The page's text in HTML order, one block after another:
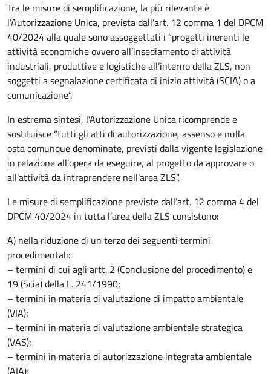
Tra le misure di semplificazione, la più rilevante è
l’Autorizzazione Unica, prevista dall’art. 12 comma 1 del DPCM
40/2024 alla quale sono assoggettati i “progetti inerenti le
attività economiche ovvero all’insediamento di attività
industriali, produttive e logistiche all’interno della ZLS, non
soggetti a segnalazione certificata di inizio attività (SCIA) o a
comunicazione”.
In estrema sintesi, l’Autorizzazione Unica ricomprende e
sostituisce “tutti gli atti di autorizzazione, assenso e nulla
osta comunque denominate, previsti dalla vigente legislazione
in relazione all’opera da eseguire, al progetto da approvare o
all’attività da intraprendere nell’area ZLS”.
Le misure di semplificazione previste dall’art. 12 comma 4 del
DPCM 40/2024 in tutta l’area della ZLS consistono:
A) nella riduzione di un terzo dei seguenti termini
procedimentali:
– termini di cui agli artt. 2 (Conclusione del procedimento) e
19 (Scia) della L. 241/1990;
– termini in materia di valutazione di impatto ambientale
(VIA);
– termini in materia di valutazione ambientale strategica
(VAS);
– termini in materia di autorizzazione integrata ambientale
(AIA);